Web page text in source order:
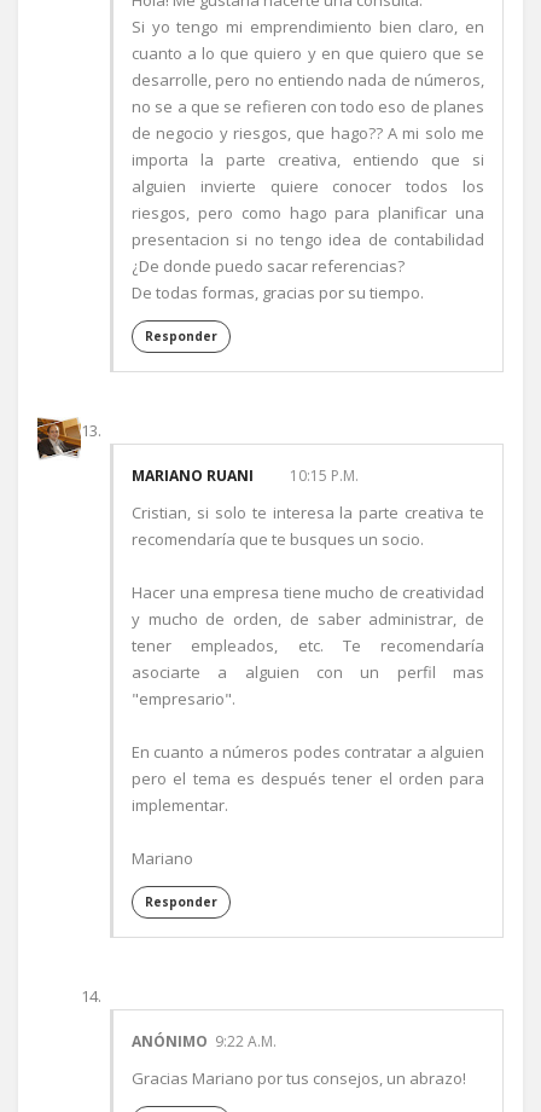
Si yo tengo mi emprendimiento bien claro, en
cuanto a lo que quiero y en que quiero que se
desarrolle, pero no entiendo nada de números,
no se a que se refieren con todo eso de planes
de negocio y riesgos, que hago?? A mi solo me
importa la parte creativa, entiendo que si
alguien invierte quiere conocer todos los
riesgos, pero como hago para planificar una
presentacion si no tengo idea de contabilidad
¿De donde puedo sacar referencias?
De todas formas, gracias por su tiempo.
Responder
MARIANO RUANI 10:15 P.M.
Cristian, si solo te interesa la parte creativa te
recomendaría que te busques un socio.
Hacer una empresa tiene mucho de creatividad
y mucho de orden, de saber administrar, de
tener empleados, etc. Te recomendaría
asociarte a alguien con un perfil mas
"empresario".
En cuanto a números podes contratar a alguien
pero el tema es después tener el orden para
implementar.
Mariano
Responder
ANÓNIMO 9:22 A.M.
Gracias Mariano por tus consejos, un abrazo!